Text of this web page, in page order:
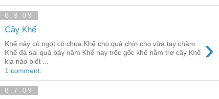
6.9.09
Cây Khế
›
Khế này có ngọt có chua Khế cho quả chín cho vừa tay chăm
Khế đà sai quả bảy năm Khế nay trốc gốc khế nằm trơ cây Khế
kia nào biết ...
1 comment:
8.7.09